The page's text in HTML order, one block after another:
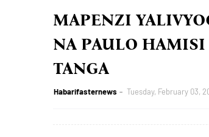
MAPENZI
NA PAULO
TANGA
Habarifasternews Tuesday, February 03,